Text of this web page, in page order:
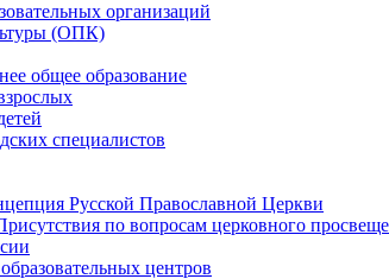
организаций
(ОПК)
общее образование
специалистов
Русской Православной Церкви
по вопросам церковного
центров